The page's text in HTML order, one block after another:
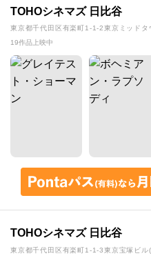
TOHOシネマズ 日比谷
東京都千代田区有楽町1-1-2東京ミッド
19作品上映中
TOHOシネマズ 日比谷
東京都千代田区有楽町1-1-3東京宝塚ビ